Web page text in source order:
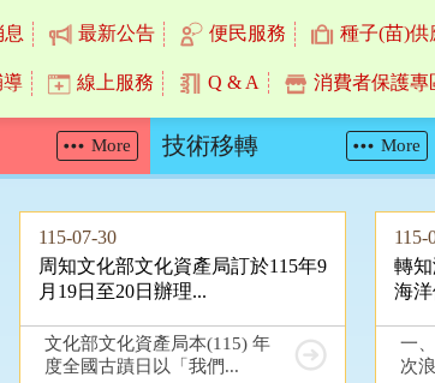
最新公告 便民服務 種子(苗)供
導 線上服務 Q & A 消費者保護專
115-07-30
周知文化部文化資產局訂於115年9
月19日至20日辦理...
文化部文化資產局本(115) 年
度全國古蹟日以「我們...
115-
轉
海
一
次
More 技術移轉 More